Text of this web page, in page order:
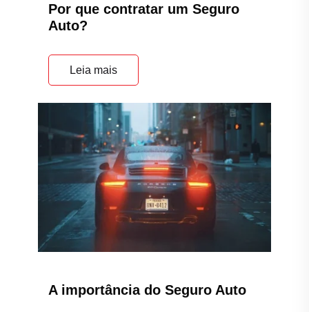
Por que contratar um Seguro
Auto?
Leia mais
A importância do Seguro Auto